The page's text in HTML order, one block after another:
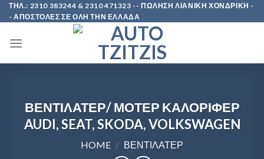
Skip
to
ΤΗΛ.: 2310 383244 & 2310 471323 -- ΠΩΛΗΣΗ ΛΙΑΝΙΚΗ ΧΟΝΔΡΙΚΗ -
- ΑΠΟΣΤΟΛΕΣ ΣΕ ΟΛΗ ΤΗΝ ΕΛΛΑΔΑ
ΒΕΝΤΙΛΑΤΕΡ/ ΜΟΤΕΡ ΚΑΛΟΡΙΦΕΡ
AUDI, SEAT, SKODA, VOLKSWAGEN
HOME / ΒΕΝΤΙΛΑΤΕΡ